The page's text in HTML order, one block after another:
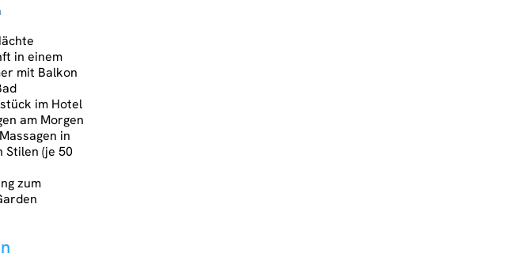
in einem
mit Balkon
im Hotel
am Morgen
in
Stilen (je 50
zum